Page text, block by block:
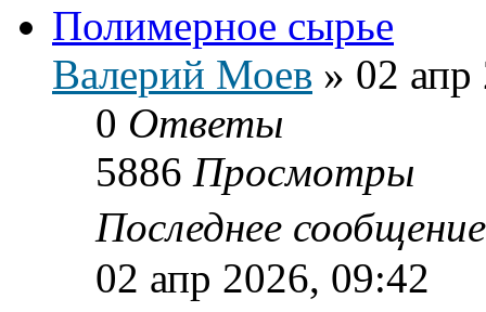
Полимерное сырье
Валерий Моев » 02
0 Ответы
5886 Просмотры
Последнее
02 апр 2026, 09:42